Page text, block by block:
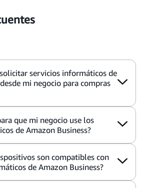
servicios informáticos de
mi negocio para compras
que mi negocio use los
de Amazon Business?
son compatibles con
de Amazon Business?